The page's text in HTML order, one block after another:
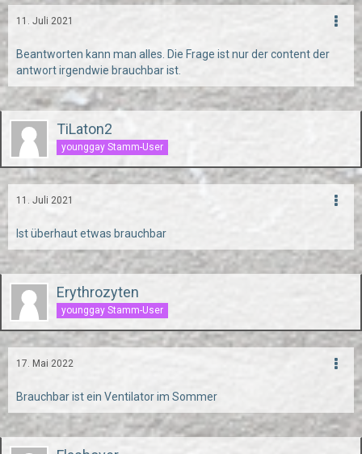
11. Juli 2021
Beantworten kann man alles. Die Frage ist nur der content der
antwort irgendwie brauchbar ist.
TiLaton2
younggay Stamm-User
11. Juli 2021
Ist überhaut etwas brauchbar
Erythrozyten
younggay Stamm-User
17. Mai 2022
Brauchbar ist ein Ventilator im Sommer